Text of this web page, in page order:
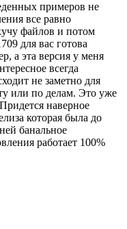
примеров не
все равно
файлов и потом
для вас готова
а эта версия у меня
всегда
не заметно для
или по делам. Это уже
наверное
которая была до
банальное
работает 100%